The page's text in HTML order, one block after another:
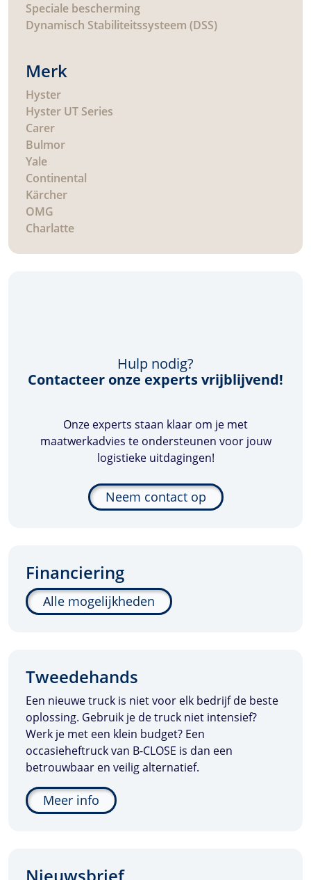
Speciale bescherming
Dynamisch Stabiliteitssysteem (DSS)
Merk
Hyster
Hyster UT Series
Carer
Bulmor
Yale
Continental
Kärcher
OMG
Charlatte
Hulp nodig?
Contacteer onze experts vrijblijvend!
Onze experts staan klaar om je met
maatwerkadvies te ondersteunen voor jouw
logistieke uitdagingen!
Neem contact op
Financiering
Alle mogelijkheden
Tweedehands
Een nieuwe truck is niet voor elk bedrijf de beste
oplossing. Gebruik je de truck niet intensief?
Werk je met een klein budget? Een
occasieheftruck van B-CLOSE is dan een
betrouwbaar en veilig alternatief.
Meer info